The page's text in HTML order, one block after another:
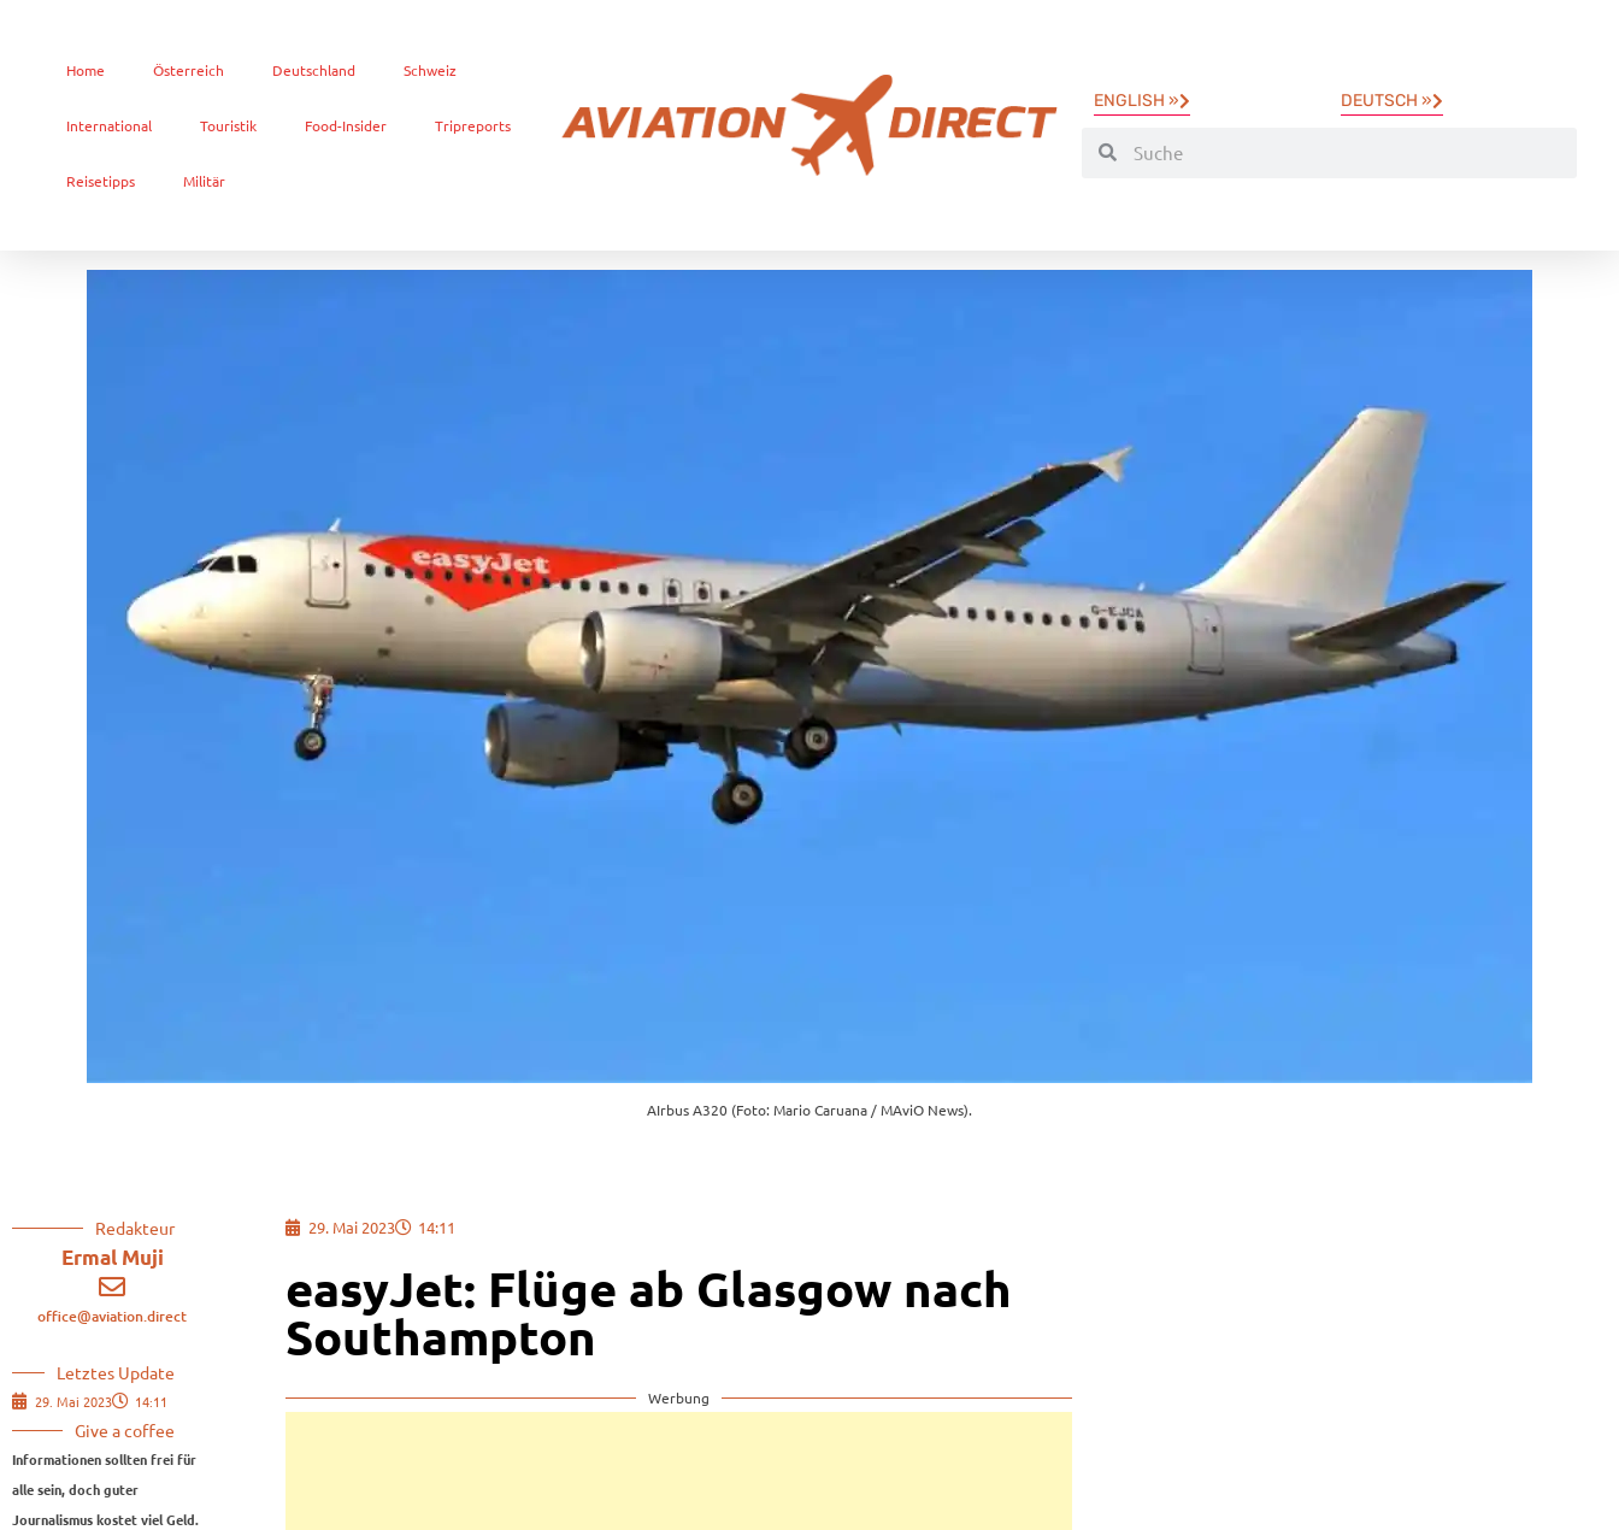
Home Österreich Deutschland Schweiz
International Touristik Food-Insider Tripreports
Reisetipps Militär
ENGLISH » DEUTSCH »
AIrbus A320 (Foto: Mario Caruana / MAviO News).
Redakteur
Ermal Muji
office@aviation.direct
Letztes Update
29. Mai 2023 14:11
Give a coffee
Informationen sollten frei für
alle sein, doch guter
Journalismus kostet viel Geld.
29. Mai 2023 14:11
easyJet: Flüge ab Glasgow nach
Southampton
Werbung